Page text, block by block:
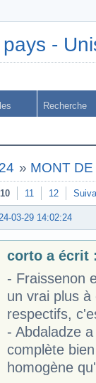
-
Recherche
» MONT
10 11 12
03-29 14:02:24
corto a écrit
- Fraissenon
un vrai plus
respectifs,
- Abdaladze
complète
homogène